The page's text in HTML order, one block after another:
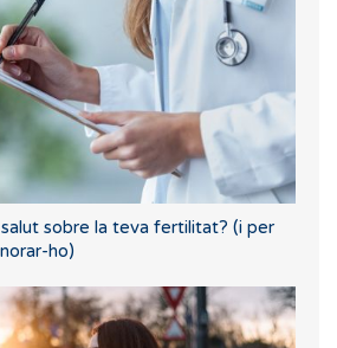
sobre la teva fertilitat? (i per
ho)